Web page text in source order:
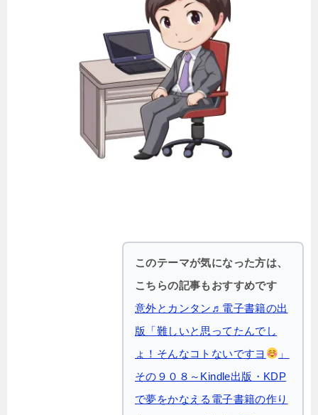
このテーマが気になった方は、
こちらの記事もおすすめです
意外とカンタン♬電子書籍の出
版「難しいと思ってたんでし
ょ！そんなコトないですヨ
」
その９０８～Kindle出版・KDP
で夢をかなえる電子書籍の作り